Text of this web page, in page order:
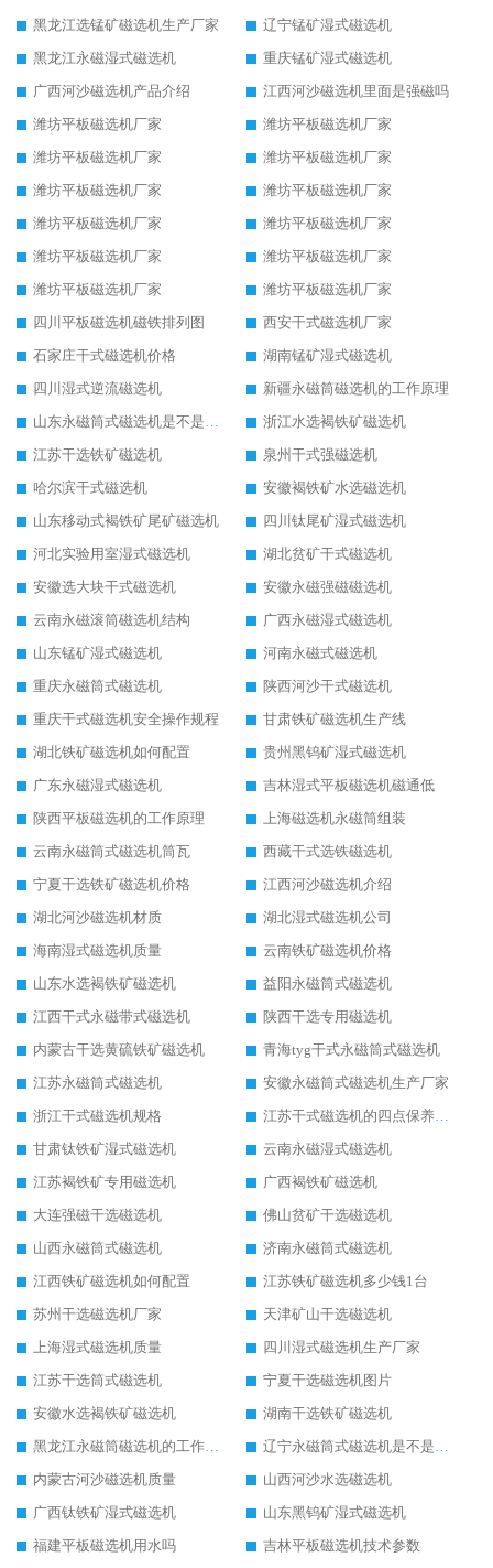
黑龙江选锰矿磁选机生产厂家
辽宁锰矿湿式磁选机
黑龙江永磁湿式磁选机
重庆锰矿湿式磁选机
广西河沙磁选机产品介绍
江西河沙磁选机里面是强磁吗
潍坊平板磁选机厂家
潍坊平板磁选机厂家
潍坊平板磁选机厂家
潍坊平板磁选机厂家
潍坊平板磁选机厂家
潍坊平板磁选机厂家
潍坊平板磁选机厂家
潍坊平板磁选机厂家
潍坊平板磁选机厂家
潍坊平板磁选机厂家
潍坊平板磁选机厂家
潍坊平板磁选机厂家
四川平板磁选机磁铁排列图
西安干式磁选机厂家
石家庄干式磁选机价格
湖南锰矿湿式磁选机
四川湿式逆流磁选机
新疆永磁筒磁选机的工作原理
浙江水选褐铁矿磁选机
江苏干选铁矿磁选机
泉州干式强磁选机
哈尔滨干式磁选机
安徽褐铁矿水选磁选机
山东移动式褐铁矿尾矿磁选机
四川钛尾矿湿式磁选机
河北实验用室湿式磁选机
湖北贫矿干式磁选机
安徽选大块干式磁选机
安徽永磁强磁磁选机
云南永磁滚筒磁选机结构
广西永磁湿式磁选机
山东锰矿湿式磁选机
河南永磁式磁选机
重庆永磁筒式磁选机
陕西河沙干式磁选机
重庆干式磁选机安全操作规程
甘肃铁矿磁选机生产线
湖北铁矿磁选机如何配置
贵州黑钨矿湿式磁选机
广东永磁湿式磁选机
吉林湿式平板磁选机磁通低
陕西平板磁选机的工作原理
上海磁选机永磁筒组装
云南永磁筒式磁选机筒瓦
西藏干式选铁磁选机
宁夏干选铁矿磁选机价格
江西河沙磁选机介绍
湖北河沙磁选机材质
湖北湿式磁选机公司
海南湿式磁选机质量
云南铁矿磁选机价格
山东水选褐铁矿磁选机
益阳永磁筒式磁选机
江西干式永磁带式磁选机
陕西干选专用磁选机
内蒙古干选黄硫铁矿磁选机
青海tyg干式永磁筒式磁选机
江苏永磁筒式磁选机
安徽永磁筒式磁选机生产厂家
浙江干式磁选机规格
甘肃钛铁矿湿式磁选机
云南永磁湿式磁选机
江苏褐铁矿专用磁选机
广西褐铁矿磁选机
大连强磁干选磁选机
佛山贫矿干选磁选机
山西永磁筒式磁选机
济南永磁筒式磁选机
江西铁矿磁选机如何配置
江苏铁矿磁选机多少钱1台
苏州干选磁选机厂家
天津矿山干选磁选机
上海湿式磁选机质量
四川湿式磁选机生产厂家
江苏干选筒式磁选机
宁夏干选磁选机图片
安徽水选褐铁矿磁选机
湖南干选铁矿磁选机
内蒙古河沙磁选机质量
山西河沙水选磁选机
广西钛铁矿湿式磁选机
山东黑钨矿湿式磁选机
福建平板磁选机用水吗
吉林平板磁选机技术参数